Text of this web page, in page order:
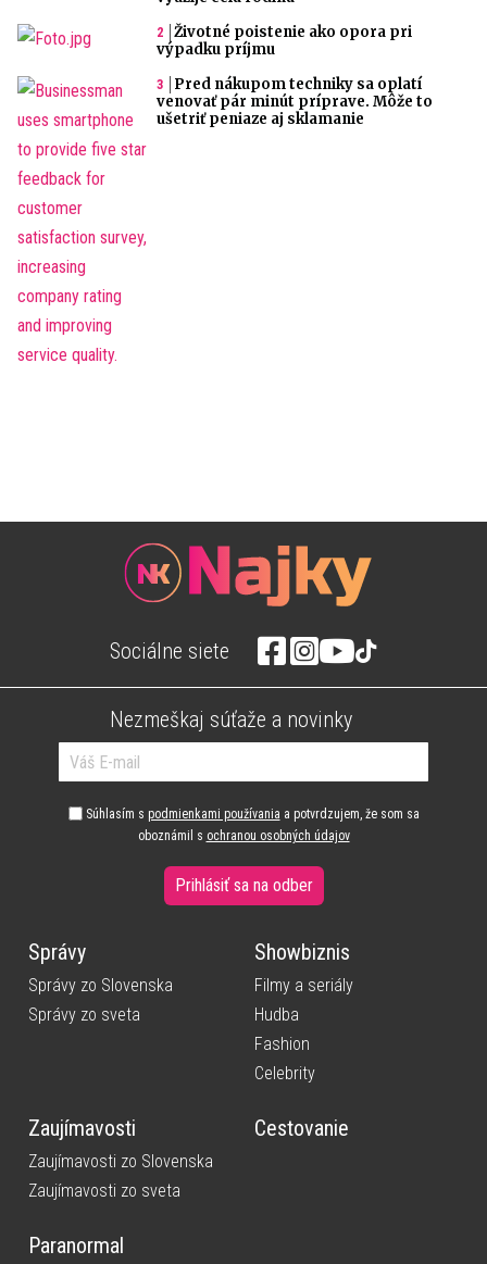
Životné poistenie ako opora pri
výpadku príjmu
Pred nákupom techniky sa oplatí
venovať pár minút príprave. Môže to
ušetriť peniaze aj sklamanie
Sociálne siete
Nezmeškaj súťaže a novinky
Súhlasím s podmienkami používania a potvrdzujem, že som sa
oboznámil s ochranou osobných údajov
Prihlásiť sa na odber
Správy
Správy zo Slovenska
Správy zo sveta
Showbiznis
Filmy a seriály
Hudba
Fashion
Celebrity
Zaujímavosti
Zaujímavosti zo Slovenska
Zaujímavosti zo sveta
Cestovanie
Paranormal